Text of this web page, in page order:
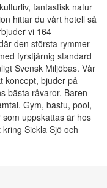
fantastisk natur
hittar du vårt hotell så
vi 164
den största rymmer
fyrstjärnig standard
Svensk Miljöbas. Vår
koncept, bjuder på
bästa råvaror. Baren
Gym, bastu, pool,
uppskattas är hos
Sickla Sjö och